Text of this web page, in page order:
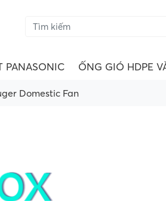
PANASONIC ỐNG GIÓ HDPE
Domestic Fan